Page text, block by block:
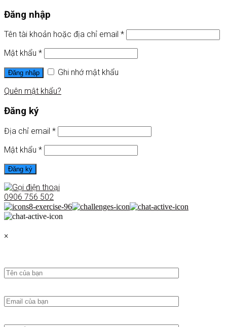
Đăng nhập
Tên tài khoản hoặc địa chỉ email *
Mật khẩu *
Đăng nhập
Ghi nhớ mật khẩu
Quên mật khẩu?
Đăng ký
Địa chỉ email *
Mật khẩu *
Đăng ký
0906 756 502
×